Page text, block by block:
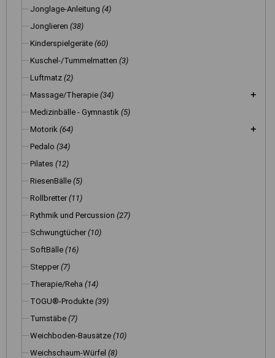
Jonglage-Anleitung (4)
Jonglieren (38)
Kinderspielgeräte (60)
Kuschel-/Tummelmatten (3)
Luftmatz (2)
Massage/Therapie (34)
Medizinbälle - Gymnastik (5)
Motorik (64)
Pedalo (34)
Pilates (12)
RiesenBälle (5)
Rollbretter (11)
Rythmik und Percussion (27)
Schwungtücher (10)
SoftBälle (16)
Stepper (7)
Therapie/Reha (14)
TOGU®-Produkte (39)
Turnstäbe (7)
Weichboden-Bausätze (10)
Weichschaum-Würfel (8)